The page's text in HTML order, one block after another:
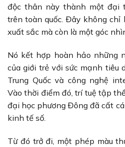
độc thân này thành một đại
trên toàn quốc. Đây không
xuất sắc mà còn là một góc
Nó kết hợp hoàn hảo những
của giới trẻ với sức mạnh tiêu
Trung Quốc và công nghệ
Vào thời điểm đó, trí tuệ tập
đại học phương Đông đã cất
kinh tế số.
Từ đó trở đi, một phép màu